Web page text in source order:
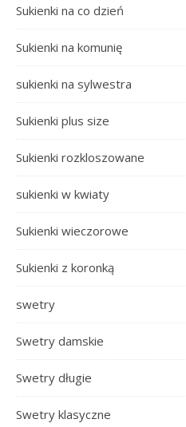
Sukienki na co dzień
Sukienki na komunię
sukienki na sylwestra
Sukienki plus size
Sukienki rozkloszowane
sukienki w kwiaty
Sukienki wieczorowe
Sukienki z koronką
swetry
Swetry damskie
Swetry długie
Swetry klasyczne